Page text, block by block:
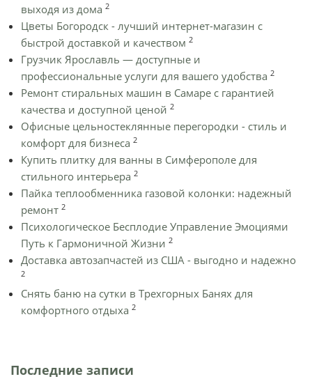
выходя из дома 2
Цветы Богородск - лучший интернет-магазин с
быстрой доставкой и качеством 2
Грузчик Ярославль — доступные и
профессиональные услуги для вашего удобства 2
Ремонт стиральных машин в Самаре с гарантией
качества и доступной ценой 2
Офисные цельностеклянные перегородки - стиль и
комфорт для бизнеса 2
Купить плитку для ванны в Симферополе для
стильного интерьера 2
Пайка теплообменника газовой колонки: надежный
ремонт 2
Психологическое Бесплодие Управление Эмоциями
Путь к Гармоничной Жизни 2
Доставка автозапчастей из США - выгодно и надежно
2
Снять баню на сутки в Трехгорных Банях для
комфортного отдыха 2
Последние записи